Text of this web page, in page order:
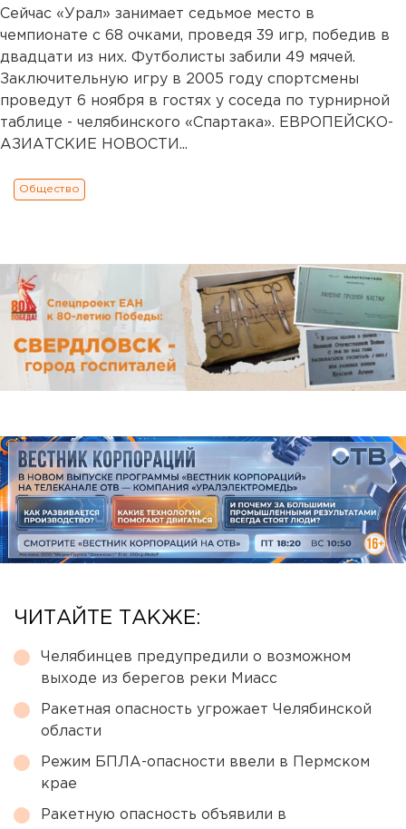
Сейчас «Урал» занимает седьмое место в
чемпионате с 68 очками, проведя 39 игр, победив в
двадцати из них. Футболисты забили 49 мячей.
Заключительную игру в 2005 году спортсмены
проведут 6 ноября в гостях у соседа по турнирной
таблице - челябинского «Спартака». ЕВРОПЕЙСКО-
АЗИАТСКИЕ НОВОСТИ...
Общество
ЧИТАЙТЕ ТАКЖЕ:
Челябинцев предупредили о возможном
выходе из берегов реки Миасс
Ракетная опасность угрожает Челябинской
области
Режим БПЛА-опасности ввели в Пермском
крае
Ракетную опасность объявили в